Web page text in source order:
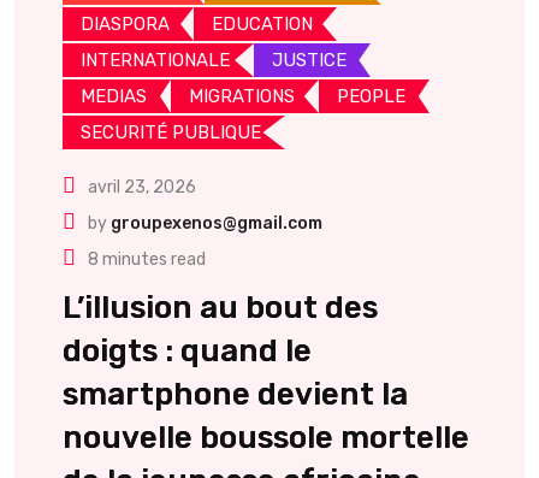
DIASPORA
EDUCATION
INTERNATIONALE
JUSTICE
MEDIAS
MIGRATIONS
PEOPLE
SECURITÉ PUBLIQUE
avril 23, 2026
by groupexenos@gmail.com
8 minutes read
L’illusion au bout des
doigts : quand le
smartphone devient la
nouvelle boussole mortelle